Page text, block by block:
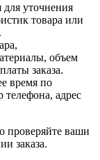
уточнения
товара или
объем
заказа.
время по
телефона, адрес
проверяйте ваши
заказа.